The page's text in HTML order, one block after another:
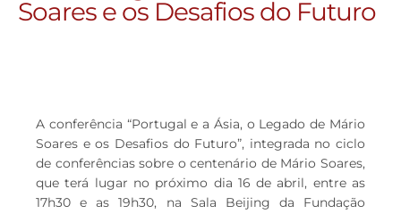
Soares e os Desafios do Futuro
A conferência “Portugal e a Ásia, o Legado de Mário
Soares e os Desafios do Futuro”, integrada no ciclo
de conferências sobre o centenário de Mário Soares,
que terá lugar no próximo dia 16 de abril, entre as
17h30 e as 19h30, na Sala Beijing da Fundação